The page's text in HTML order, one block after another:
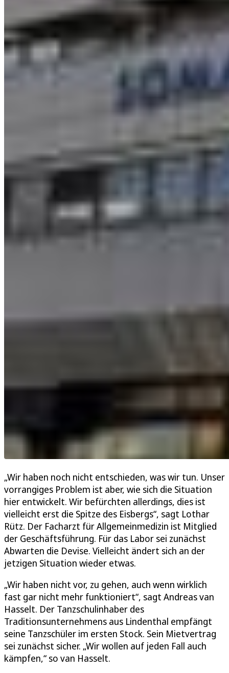
„Wir haben noch nicht entschieden, was wir tun. Unser
vorrangiges Problem ist aber, wie sich die Situation
hier entwickelt. Wir befürchten allerdings, dies ist
vielleicht erst die Spitze des Eisbergs“, sagt Lothar
Rütz. Der Facharzt für Allgemeinmedizin ist Mitglied
der Geschäftsführung. Für das Labor sei zunächst
Abwarten die Devise. Vielleicht ändert sich an der
jetzigen Situation wieder etwas.
„Wir haben nicht vor, zu gehen, auch wenn wirklich
fast gar nicht mehr funktioniert“, sagt Andreas van
Hasselt. Der Tanzschulinhaber des
Traditionsunternehmens aus Lindenthal empfängt
seine Tanzschüler im ersten Stock. Sein Mietvertrag
sei zunächst sicher. „Wir wollen auf jeden Fall auch
kämpfen,“ so van Hasselt.